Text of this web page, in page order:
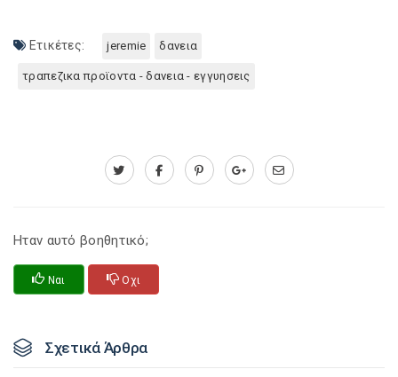
Ετικέτες: jeremie δανεια
τραπεζικα προϊοντα - δανεια - εγγυησεις
Ηταν αυτό βοηθητικό;
Ναι Οχι
Σχετικά Άρθρα